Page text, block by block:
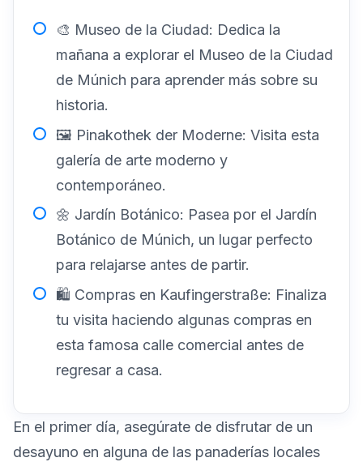
🎨 Museo de la Ciudad: Dedica la
mañana a explorar el Museo de la Ciudad
de Múnich para aprender más sobre su
historia.
🖼️ Pinakothek der Moderne: Visita esta
galería de arte moderno y
contemporáneo.
🌼 Jardín Botánico: Pasea por el Jardín
Botánico de Múnich, un lugar perfecto
para relajarse antes de partir.
🛍️ Compras en Kaufingerstraße: Finaliza
tu visita haciendo algunas compras en
esta famosa calle comercial antes de
regresar a casa.
En el primer día, asegúrate de disfrutar de un
desayuno en alguna de las panaderías locales